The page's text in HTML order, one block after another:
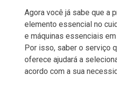
Agora você já sabe que a
elemento essencial no
e máquinas essenciais
Por isso, saber o serviço
oferece ajudará a
acordo com a sua